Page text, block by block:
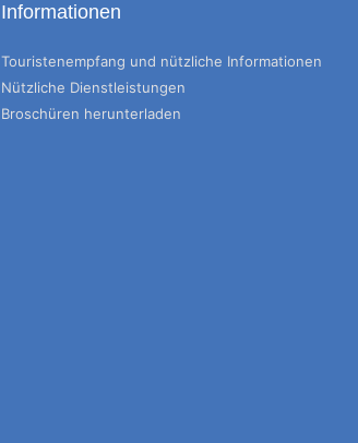
Informationen
Touristenempfang und nützliche Informationen
Nützliche Dienstleistungen
Broschüren herunterladen